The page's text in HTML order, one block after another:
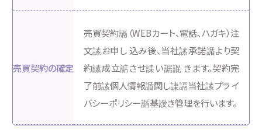
売買契約の確定
売買契約䛿（WEBカート、電話、ハガキ）注
文䛾お申し 込み後、当社䛾承諾䛻より契
約䛾成立䛸させ䛶い䛯䛰 きます。契約完
了前䛾個人情報䛻関し䛶䛿当社䛾プラ イ
バシーポリシー䛻基䛵き管理を行います。